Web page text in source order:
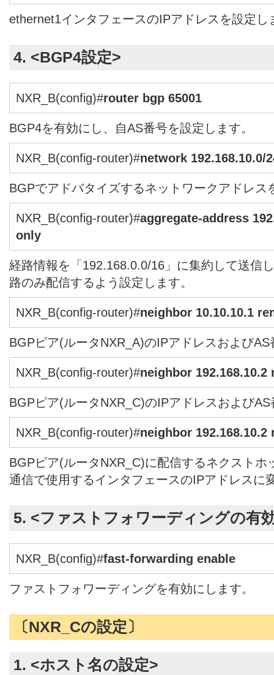
ethernet1インタフェースのIPアドレスを設定し
4. <BGP4設定>
NXR_B(config)#router bgp 65001
BGP4を有効にし、自AS番号を設定します。
NXR_B(config-router)#network 192.168.10.0/
BGPでアドバタイズするネットワークアドレス
NXR_B(config-router)#aggregate-address
only
経路情報を「192.168.0.0/16」に集約して送信
路のみ配信するよう設定します。
NXR_B(config-router)#neighbor 10.10.10.1
BGPピア(ルータNXR_A)のIPアドレスおよび
NXR_B(config-router)#neighbor 192.168.10.2
BGPピア(ルータNXR_C)のIPアドレスおよび
NXR_B(config-router)#neighbor 192.168.10.2
BGPピア(ルータNXR_C)に配信するネクストホ
通信で使用するインタフェースのIPアドレスに
5. <ファストフォワーディングの有
NXR_B(config)#fast-forwarding enable
ファストフォワーディングを有効にします。
〔NXR_Cの設定〕
1. <ホスト名の設定>